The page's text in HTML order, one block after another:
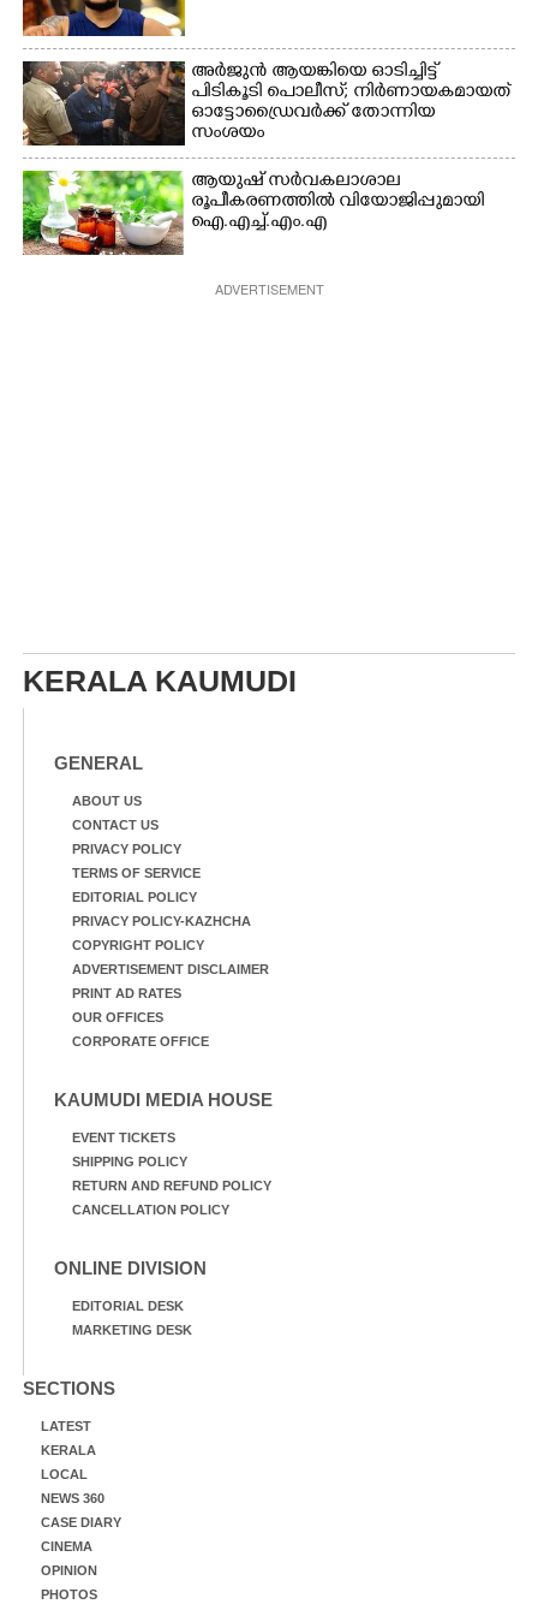
അർജുൻ ആയങ്കിയെ ഓടിച്ചിട്ട്
പിടികൂടി പൊലീസ്; നിർണായകമായത്
ഓട്ടോഡ്രൈവർക്ക് തോന്നിയ
സംശയം
ആയുഷ് സർവകലാശാല
രൂപീകരണത്തിൽ വിയോജിപ്പുമായി
ഐ.എച്ച്.എം.എ
ADVERTISEMENT
KERALA KAUMUDI
GENERAL
ABOUT US
CONTACT US
PRIVACY POLICY
TERMS OF SERVICE
EDITORIAL POLICY
PRIVACY POLICY-KAZHCHA
COPYRIGHT POLICY
ADVERTISEMENT DISCLAIMER
PRINT AD RATES
OUR OFFICES
CORPORATE OFFICE
KAUMUDI MEDIA HOUSE
EVENT TICKETS
SHIPPING POLICY
RETURN AND REFUND POLICY
CANCELLATION POLICY
ONLINE DIVISION
EDITORIAL DESK
MARKETING DESK
SECTIONS
LATEST
KERALA
LOCAL
NEWS 360
CASE DIARY
CINEMA
OPINION
PHOTOS